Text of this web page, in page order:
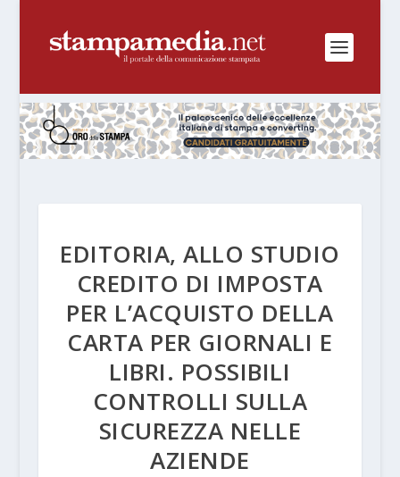
EDITORIA, ALLO STUDIO
CREDITO DI IMPOSTA
PER L’ACQUISTO DELLA
CARTA PER GIORNALI E
LIBRI. POSSIBILI
CONTROLLI SULLA
SICUREZZA NELLE
AZIENDE